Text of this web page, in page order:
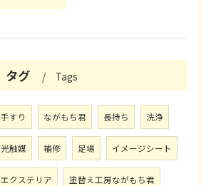
タグ Tags
手すり ながもち君 長持ち 洗浄
光触媒 補修 足場 イメージシート
エクステリア 塗替え工房ながもち君